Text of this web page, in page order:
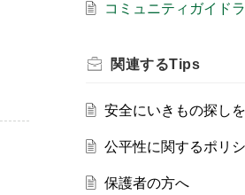
コミュニティガイド
関連するTips
安全にいきもの探し
公平性に関するポリ
保護者の方へ